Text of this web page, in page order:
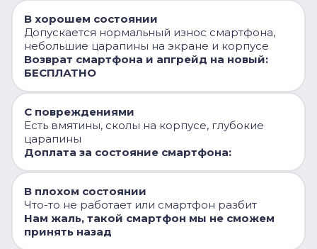
В хорошем состоянии
Допускается нормальный износ смартфона,
небольшие царапины на экране и корпусе
Возврат смартфона и апгрейд на новый:
БЕСПЛАТНО
С повреждениями
Есть вмятины, сколы на корпусе, глубокие
царапины
Доплата за состояние смартфона:
В плохом состоянии
Что-то не работает или смартфон разбит
Нам жаль, такой смартфон мы не сможем
принять назад